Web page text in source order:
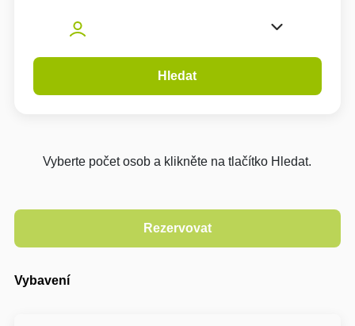
Hledat
Vyberte počet osob a klikněte na tlačítko Hledat.
Vybavení